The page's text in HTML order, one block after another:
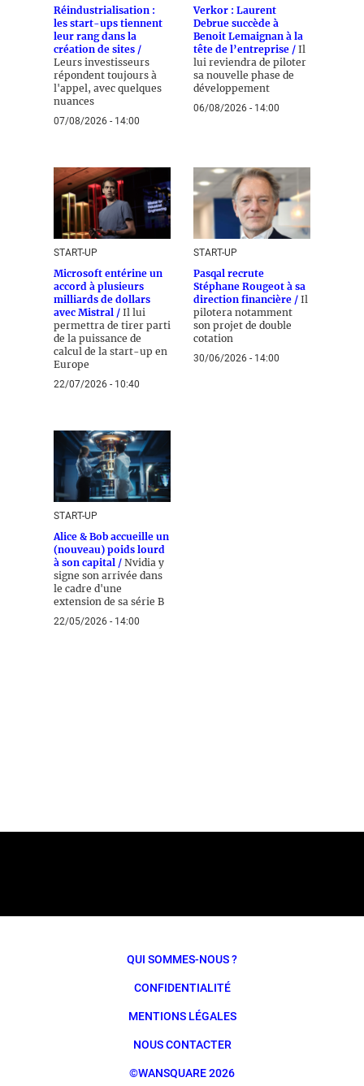
Réindustrialisation :
les start-ups tiennent
leur rang dans la
création de sites /
Leurs investisseurs
répondent toujours à
l'appel, avec quelques
nuances
07/08/2026 - 14:00
Verkor : Laurent
Debrue succède à
Benoit Lemaignan à la
tête de l’entreprise / Il
lui reviendra de piloter
sa nouvelle phase de
développement
06/08/2026 - 14:00
START-UP
Microsoft entérine un
accord à plusieurs
milliards de dollars
avec Mistral / Il lui
permettra de tirer parti
de la puissance de
calcul de la start-up en
Europe
22/07/2026 - 10:40
START-UP
Pasqal recrute
Stéphane Rougeot à sa
direction financière / Il
pilotera notamment
son projet de double
cotation
30/06/2026 - 14:00
START-UP
Alice & Bob accueille un
(nouveau) poids lourd
à son capital / Nvidia y
signe son arrivée dans
le cadre d'une
extension de sa série B
22/05/2026 - 14:00
QUI SOMMES-NOUS ?
CONFIDENTIALITÉ
MENTIONS LÉGALES
NOUS CONTACTER
©WANSQUARE 2026